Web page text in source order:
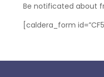
Be notificated about
[caldera_form